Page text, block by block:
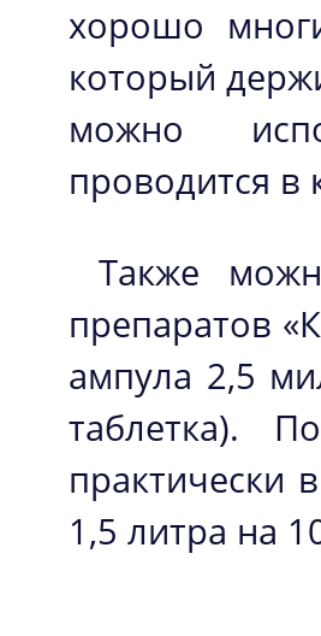
хорошо
который
можно
проводится в
Также
препаратов
ампула 2,5
таблетка).
практически
1,5 литра на